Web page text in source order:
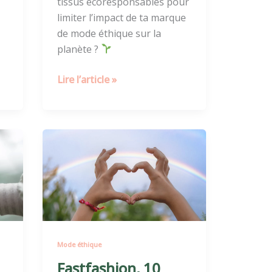
limiter l’impact de ta marque
de mode éthique sur la
planète ?
Lire l’article »
Mode éthique
bonnes
raisons
de
lui
adieu